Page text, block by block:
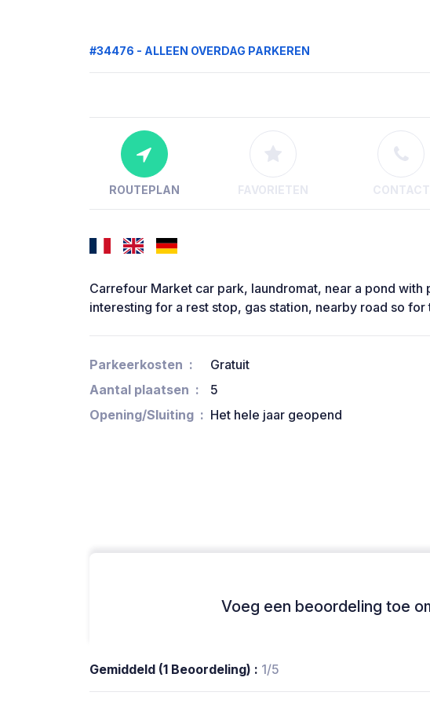
#34476 - ALLEEN OVERDAG PARKEREN
ROUTEPLAN FAVORIETEN CONTACT
Carrefour Market car park, laundromat, near a pond
interesting for a rest stop, gas station, nearby road so for
Parkeerkosten
Gratuit
Aantal plaatsen
5
Opening/Sluiting
Het hele jaar geopend
Voeg een beoordeling toe
Gemiddeld (1 Beoordeling) : 1/5